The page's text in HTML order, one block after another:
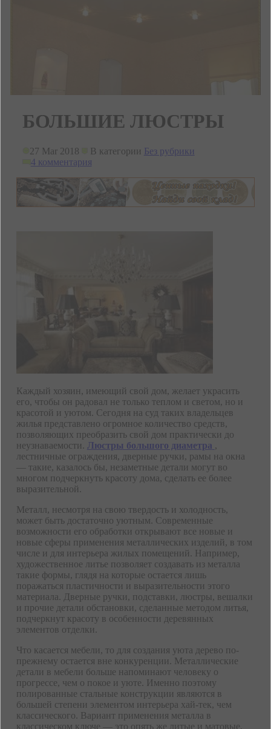
БОЛЬШИЕ ЛЮСТРЫ
27 Mar 2018 В категории Без рубрики
4 комментария
Каждый хозяин, имеющий свой дом, желает украсить
его, чтобы он радовал не только теплом и светом, но и
красотой и уютом. Сегодня на суд таких владельцев
жилья представлено огромное количество средств,
позволяющих преобразить свой дом практически до
неузнаваемости. Люстры большого диаметра ,
лестничные ограждения, дверные ручки, рамы на окна
— такие, казалось бы, незаметные детали могут во
многом подчеркнуть красоту дома, сделать ее более
выразительной.
Металл, несмотря на свою твердость и холодность,
может быть достаточно уютным. Современные
возможности его обработки открывают все новые и
новые сферы применения металлических изделий, в том
числе и для интерьера жилых помещений. Например,
художественное литье позволяет создавать из металла
такие формы, глядя на которые остается лишь
поражаться пластичности и выразительности этого
материала. Дверные ручки, подставки, люстры, вешалки
и прочие детали обстановки, сделанные методом литья,
подчеркнут красоту в особенности деревянных
элементов отделки.
Что касается мебели, то для создания уюта дерево по-
прежнему остается вне конкуренции. Металлические
детали в мебели больше напоминают человеку о
прогрессе, чем о покое и уюте. Именно поэтому
полированные стальные конструкции являются в
большей степени элементом интерьера хай-тек, чем
классического. Вариант применения металла в
классическом ключе — это опять же литые и матовые,